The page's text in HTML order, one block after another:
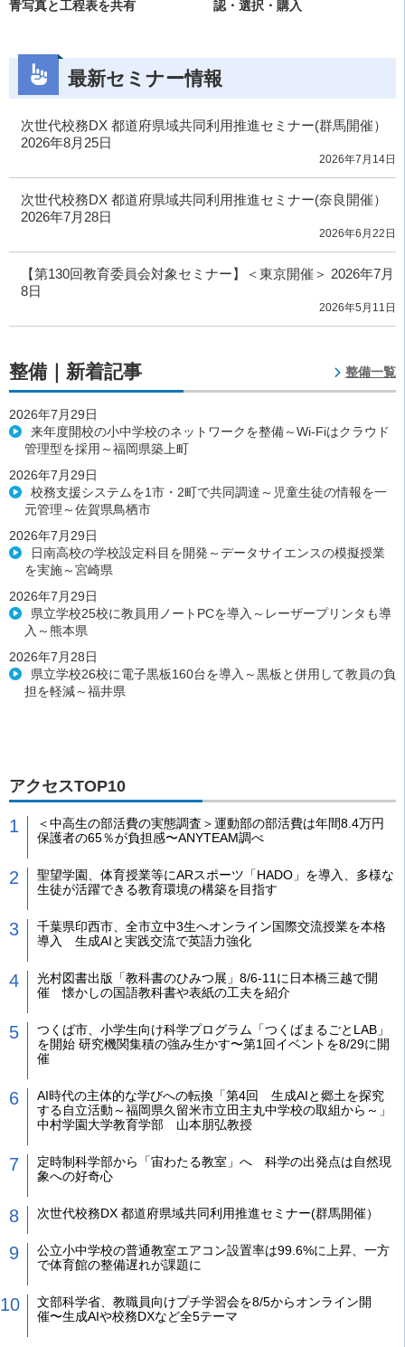
青写真と工程表を共有 認・選択・購入
最新セミナー情報
次世代校務DX 都道府県域共同利用推進セミナー(群馬開催）
2026年8月25日
2026年7月14日
次世代校務DX 都道府県域共同利用推進セミナー(奈良開催）
2026年7月28日
2026年6月22日
【第130回教育委員会対象セミナー】＜東京開催＞ 2026年7月
8日
2026年5月11日
整備｜新着記事 整備一覧
2026年7月29日
来年度開校の小中学校のネットワークを整備～Wi-Fiはクラウド
管理型を採用～福岡県築上町
2026年7月29日
校務支援システムを1市・2町で共同調達～児童生徒の情報を一
元管理～佐賀県鳥栖市
2026年7月29日
日南高校の学校設定科目を開発～データサイエンスの模擬授業
を実施～宮崎県
2026年7月29日
県立学校25校に教員用ノートPCを導入～レーザープリンタも導
入～熊本県
2026年7月28日
県立学校26校に電子黒板160台を導入～黒板と併用して教員の負
担を軽減～福井県
アクセスTOP10
＜中高生の部活費の実態調査＞運動部の部活費は年間8.4万円
保護者の65％が負担感〜ANYTEAM調べ
聖望学園、体育授業等にARスポーツ「HADO」を導入、多様な
生徒が活躍できる教育環境の構築を目指す
千葉県印西市、全市立中3生へオンライン国際交流授業を本格
導入 生成AIと実践交流で英語力強化
光村図書出版「教科書のひみつ展」8/6-11に日本橋三越で開
催 懐かしの国語教科書や表紙の工夫を紹介
つくば市、小学生向け科学プログラム「つくばまるごとLAB」
を開始 研究機関集積の強み生かす〜第1回イベントを8/29に開
催
AI時代の主体的な学びへの転換「第4回 生成AIと郷土を探究
する自立活動～福岡県久留米市立田主丸中学校の取組から～」
中村学園大学教育学部 山本朋弘教授
定時制科学部から「宙わたる教室」へ 科学の出発点は自然現
象への好奇心
次世代校務DX 都道府県域共同利用推進セミナー(群馬開催）
公立小中学校の普通教室エアコン設置率は99.6%に上昇、一方
で体育館の整備遅れが課題に
文部科学省、教職員向けプチ学習会を8/5からオンライン開
催〜生成AIや校務DXなど全5テーマ